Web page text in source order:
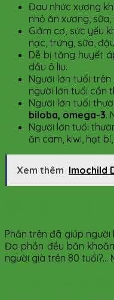
Đau nhức xương
nhỏ ăn xương,
Giảm cơ, sức yếu
nạc, trứng, sữa,
Dễ bị tăng huyết
dầu ô liu.
Ngưới lớn tuổi
người lớn tuổi cần
Người lớn tuổi
biloba, omega-3.
Người lớn tuổi
ăn cam, kiwi, hạt
Xem thêm Imochild
Phần trên đã giúp
Đa phần đều băn
người già trên 80 tuổi?…